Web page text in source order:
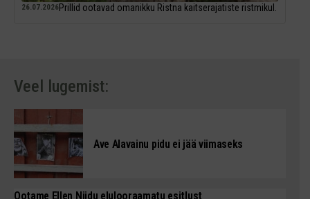
26.07.2026 Prillid ootavad omanikku Ristna kaitserajatiste ristmikul.
Veel lugemist:
Ave Alavainu pidu ei jää viimaseks
Ootame Ellen Niidu eluloo­raamatu esitlust